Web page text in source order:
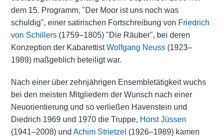
dem 15. Programm, "Der Moor ist uns noch was
schuldig", einer satirischen Fortschreibung von Friedrich
von Schillers(1759–1805) "Die Räuber", bei deren
Konzeption der KabarettistWolfgang Neuss(1923–
1989) maßgeblich beteiligt war.
Nach einer über zehnjährigen Ensembletätigkeit wuchs
bei den meisten Mitgliedern der Wunsch nach einer
Neuorientierung und so verließen Havenstein und
Diedrich 1969 und 1970 die Truppe, Horst Jüssen
(1941–2008) und Achim Strietzel (1926–1989) kamen